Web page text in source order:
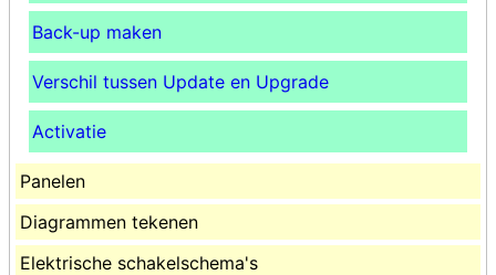
Back-up maken
Verschil tussen Update en Upgrade
Activatie
Panelen
Diagrammen tekenen
Elektrische schakelschema's